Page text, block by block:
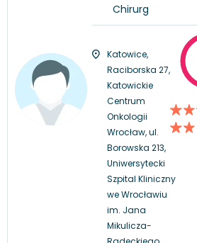
Chirurg
Katowice,
Raciborska 27,
Katowickie
Centrum
Onkologii
Wrocław, ul.
Borowska 213,
Uniwersytecki
Szpital Kliniczny
we Wrocławiu
im. Jana
Mikulicza-